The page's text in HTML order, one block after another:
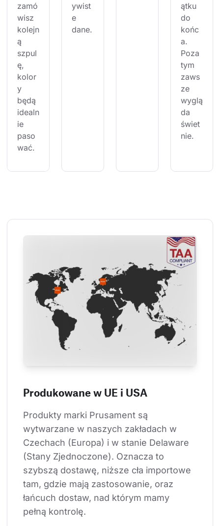
zamó
wisz
kolejn
ą
szpul
ę,
kolor
y
będą
idealn
ie
paso
wać.
ywist
e
dane.
ątku
do
końc
a.
Poza
tym
zaws
ze
wyglą
da
świet
nie.
Produkowane w UE i USA
Produkty marki Prusament są
wytwarzane w naszych zakładach w
Czechach (Europa) i w stanie Delaware
(Stany Zjednoczone). Oznacza to
szybszą dostawę, niższe cła importowe
tam, gdzie mają zastosowanie, oraz
łańcuch dostaw, nad którym mamy
pełną kontrolę.